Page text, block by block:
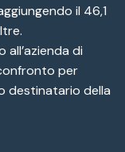
il 46,1
all’azienda di
per
destinatario della